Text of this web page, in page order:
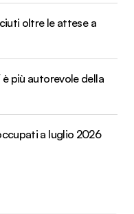
oltre le attese a
più autorevole della
a luglio 2026